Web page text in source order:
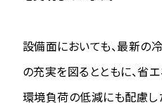
設備面においても、最新の
の充実を図るとともに、省
環境負荷の低減にも配慮し